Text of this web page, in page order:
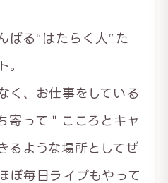
ばる“はたらく人”た
。
く、お仕事をしている
寄って＂こころとキャ
るような場所としてぜ
ぼ毎日ライブもやって